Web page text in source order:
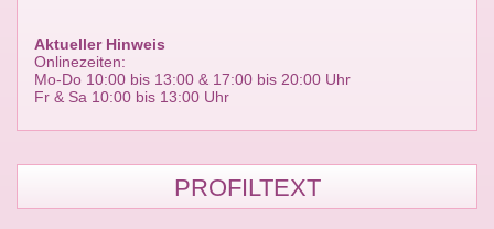
Aktueller Hinweis
Onlinezeiten:
Mo-Do 10:00 bis 13:00 & 17:00 bis 20:00 Uhr
Fr & Sa 10:00 bis 13:00 Uhr
PROFILTEXT